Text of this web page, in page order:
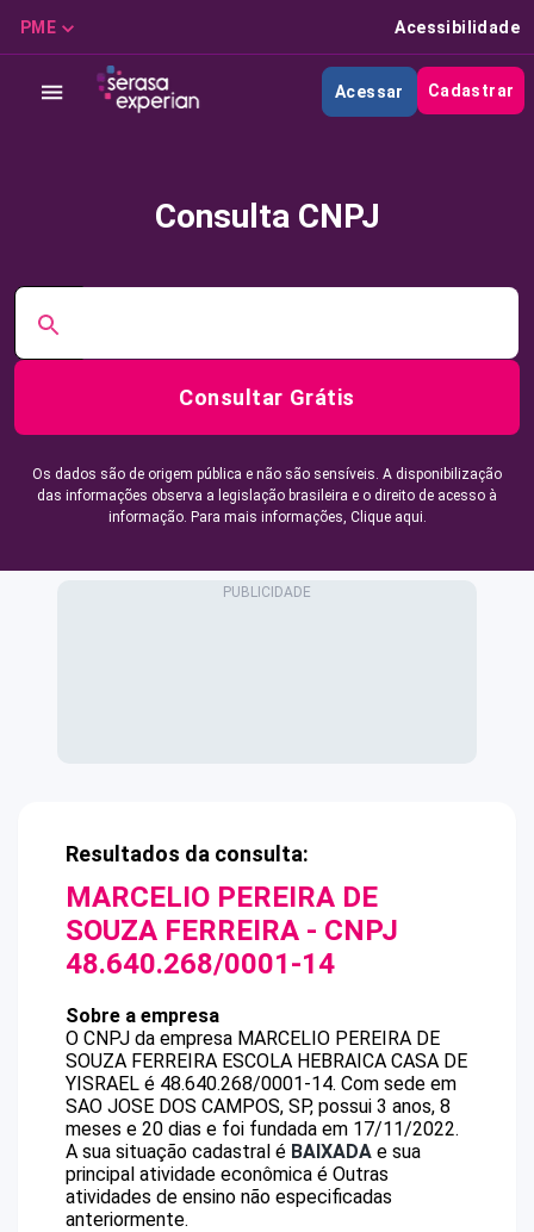
PME Acessibilidade
Acessar Cadastrar
Consulta CNPJ
Consultar Grátis
Os dados são de origem pública e não são sensíveis. A disponibilização
das informações observa a legislação brasileira e o direito de acesso à
informação. Para mais informações, Clique aqui.
Resultados da consulta:
MARCELIO PEREIRA DE
SOUZA FERREIRA - CNPJ
48.640.268/0001-14
Sobre a empresa
O CNPJ da empresa MARCELIO PEREIRA DE
SOUZA FERREIRA ESCOLA HEBRAICA CASA DE
YISRAEL é 48.640.268/0001-14. Com sede em
SAO JOSE DOS CAMPOS, SP, possui 3 anos, 8
meses e 20 dias e foi fundada em 17/11/2022.
A sua situação cadastral é BAIXADA e sua
principal atividade econômica é Outras
atividades de ensino não especificadas
anteriormente.